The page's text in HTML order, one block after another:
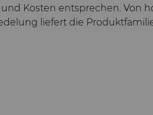
Kosten entsprechen. Von
liefert die